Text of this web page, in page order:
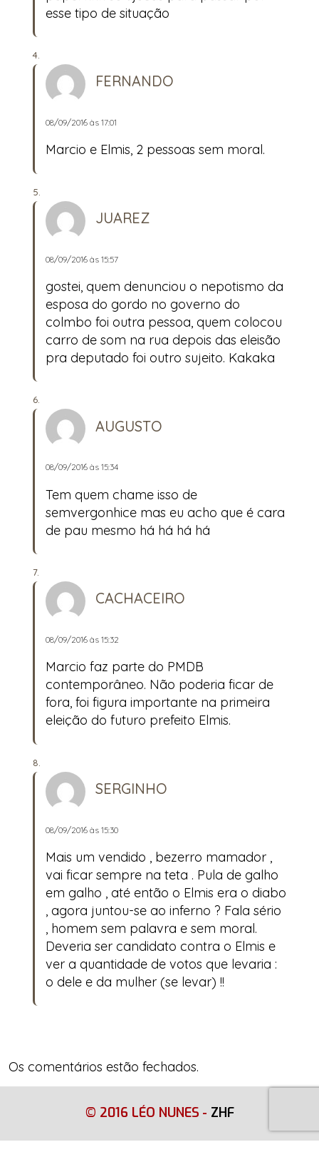
esse tipo de situação
FERNANDO
08/09/2016 às 17:01
Marcio e Elmis, 2 pessoas sem moral.
JUAREZ
08/09/2016 às 15:57
gostei, quem denunciou o nepotismo da
esposa do gordo no governo do
colmbo foi outra pessoa, quem colocou
carro de som na rua depois das eleisão
pra deputado foi outro sujeito. Kakaka
AUGUSTO
08/09/2016 às 15:34
Tem quem chame isso de
semvergonhice mas eu acho que é cara
de pau mesmo há há há há
CACHACEIRO
08/09/2016 às 15:32
Marcio faz parte do PMDB
contemporâneo. Não poderia ficar de
fora, foi figura importante na primeira
eleição do futuro prefeito Elmis.
SERGINHO
08/09/2016 às 15:30
Mais um vendido , bezerro mamador ,
vai ficar sempre na teta . Pula de galho
em galho , até então o Elmis era o diabo
, agora juntou-se ao inferno ? Fala sério
, homem sem palavra e sem moral.
Deveria ser candidato contra o Elmis e
ver a quantidade de votos que levaria :
o dele e da mulher (se levar) !!
Os comentários estão fechados.
© 2016 LÉO NUNES - ZHF